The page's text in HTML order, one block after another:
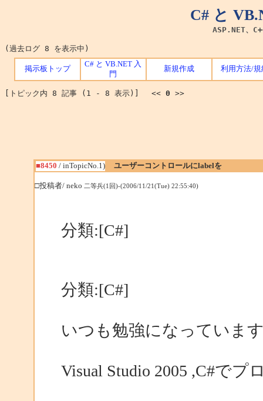
C# と
ASP.NET、
(過去ログ 8 を表示中)
掲示板トップ
C# と VB.NET 入
門
新規作成 利用方法/規
[トピック内 8 記事 (1 - 8 表示)] << 0 >>
■8450 / inTopicNo.1) ユーザーコントロールにlabelを
□投稿者/ neko 二等兵(1回)-(2006/11/21(Tue) 22:55:40)
分類:[C#]
分類:[C#]
いつも勉強になっていま
Visual Studio 2005 ,C#で